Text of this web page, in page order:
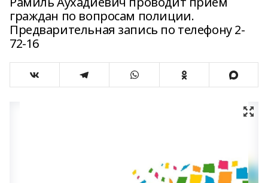
граждан по вопросам полиции.
Предварительная запись по телефону 2-
72-16